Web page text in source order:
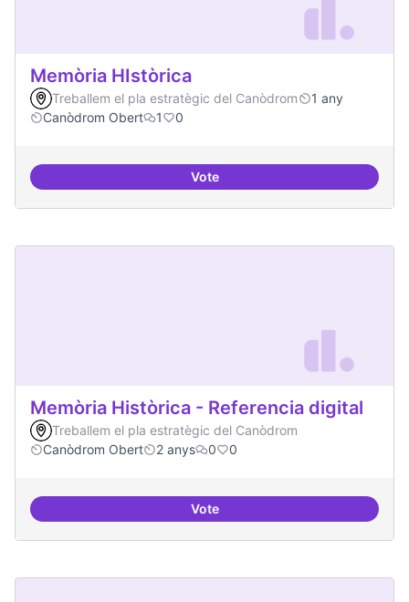
Memòria HIstòrica
Treballem el pla estratègic del Canòdrom
1 any
Canòdrom Obert
1 0
VoteMemòria HIstòrica
Memòria Històrica - Referencia digital
Treballem el pla estratègic del Canòdrom
Canòdrom Obert
2 anys 0 0
VoteMemòria Històrica - Referencia